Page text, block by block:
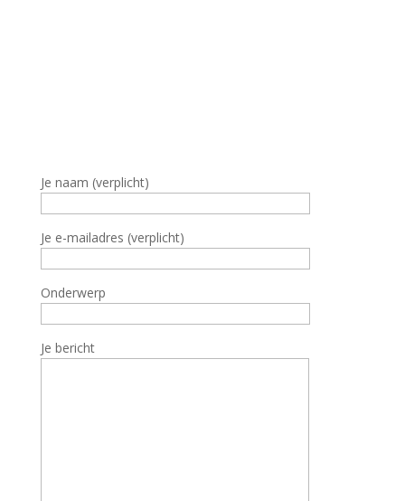
Je naam (verplicht)
Je e-mailadres (verplicht)
Onderwerp
Je bericht